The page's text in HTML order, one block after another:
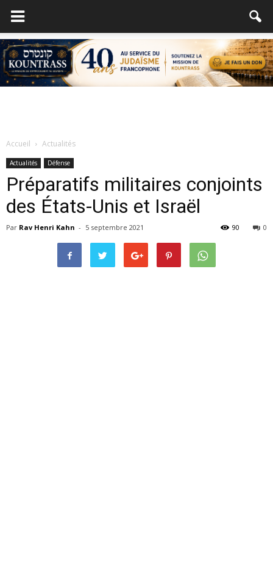
Accueil Actualités
Actualités Défense
Préparatifs militaires conjoints
des États-Unis et Israël
Par Rav Henri Kahn - 5 septembre 2021 0
90